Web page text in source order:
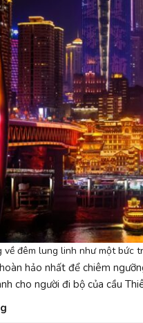
đêm lung linh như một bức
hảo nhất để chiêm
cho người đi bộ của cầu